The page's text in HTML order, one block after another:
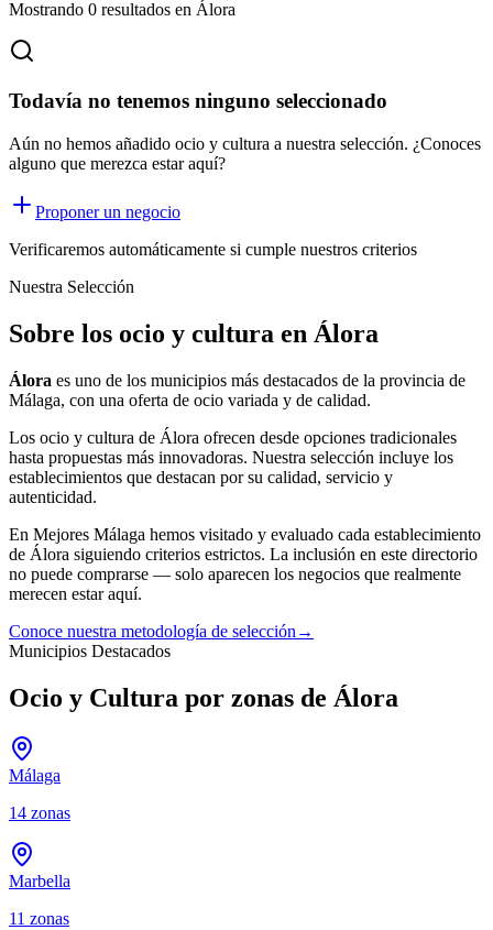
Mostrando 0 resultados en Álora
Todavía no tenemos ninguno seleccionado
Aún no hemos añadido ocio y cultura a nuestra selección. ¿Conoces
alguno que merezca estar aquí?
Proponer un negocio
Verificaremos automáticamente si cumple nuestros criterios
Nuestra Selección
Sobre los ocio y cultura en Álora
Álora es uno de los municipios más destacados de la provincia de
Málaga, con una oferta de ocio variada y de calidad.
Los ocio y cultura de Álora ofrecen desde opciones tradicionales
hasta propuestas más innovadoras. Nuestra selección incluye los
establecimientos que destacan por su calidad, servicio y
autenticidad.
En Mejores Málaga hemos visitado y evaluado cada establecimiento
de Álora siguiendo criterios estrictos. La inclusión en este directorio
no puede comprarse — solo aparecen los negocios que realmente
merecen estar aquí.
Conoce nuestra metodología de selección →
Municipios Destacados
Ocio y Cultura por zonas de Álora
Málaga
14 zonas
Marbella
11 zonas